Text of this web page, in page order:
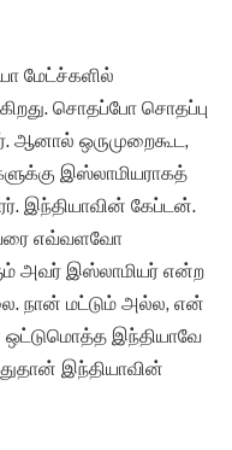
மேட்ச்களில்
சொதப்போ சொதப்பு
ஆனால் ஒருமுறைகூட,
இஸ்லாமியராகத்
இந்தியாவின் கேப்டன்.
எவ்வளவோ
அவர் இஸ்லாமியர் என்ற
நான் மட்டும் அல்ல, என்
ஒட்டுமொத்த இந்தியாவே
இந்தியாவின்